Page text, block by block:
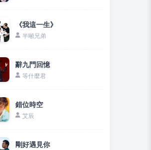
《我這一生》
半噸兄弟
辭九門回憶
等什麼君
錯位時空
艾辰
剛好遇見你